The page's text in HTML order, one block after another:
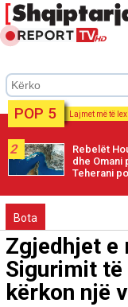
POP 5 Lajmet më të
2
Rebelët
dhe Omani
Teherani
Bota
Zgjedhjet e
Sigurimit të
kërkon një